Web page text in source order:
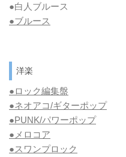
●白人ブルース
●ブルース
洋楽
●ロック編集盤
●ネオアコ/ギターポップ
●PUNK/パワーポップ
●メロコア
●スワンプロック